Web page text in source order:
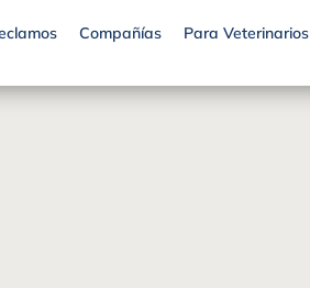
Compañías Para Veterinarios